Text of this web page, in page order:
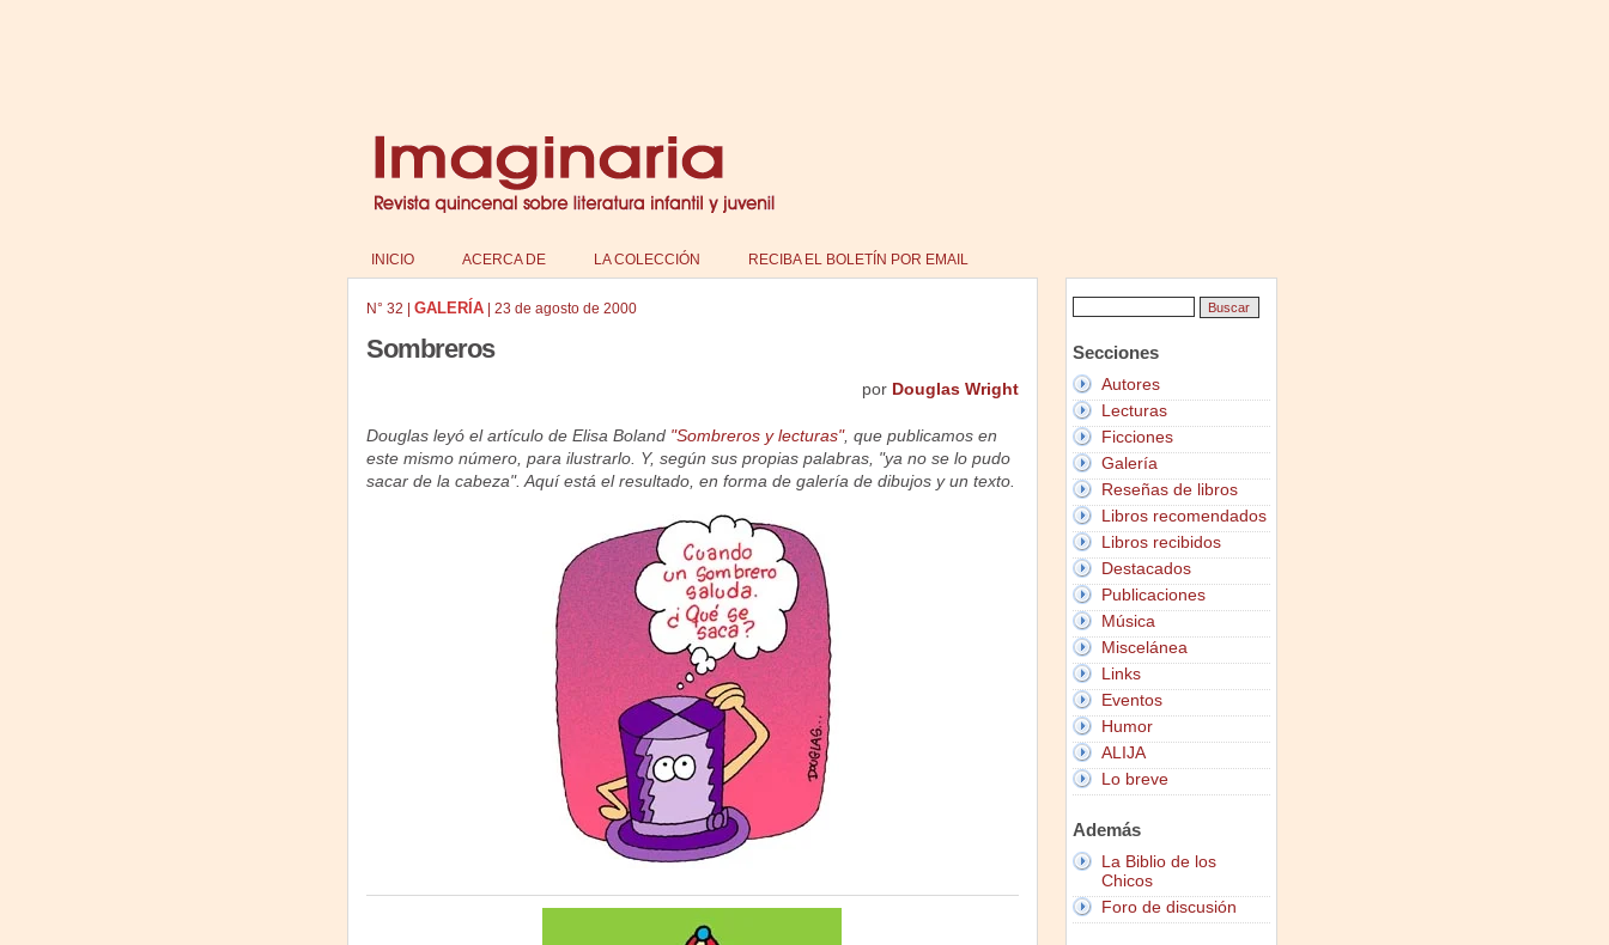
INICIO ACERCA DE LA COLECCIÓN RECIBA EL BOLETÍN POR EMAIL
N° 32 GALERÍA| 23 de agosto de 2000
Sombreros
por Douglas Wright
Douglas leyó el artículo de Elisa Boland "Sombreros y lecturas", que publicamos en
este mismo número, para ilustrarlo. Y, según sus propias palabras, "ya no se lo pudo
sacar de la cabeza". Aquí está el resultado, en forma de galería de dibujos y un texto.
Secciones
Autores
Lecturas
Ficciones
Galería
Reseñas de libros
Libros recomendados
Libros recibidos
Destacados
Publicaciones
Música
Miscelánea
Links
Eventos
Humor
ALIJA
Lo breve
Además
La Biblio de los
Chicos
Foro de discusión